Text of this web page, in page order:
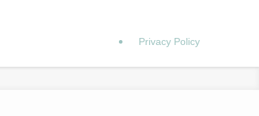
Privacy Policy